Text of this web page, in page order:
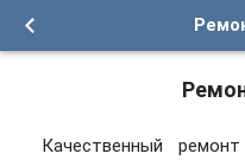
Качественный